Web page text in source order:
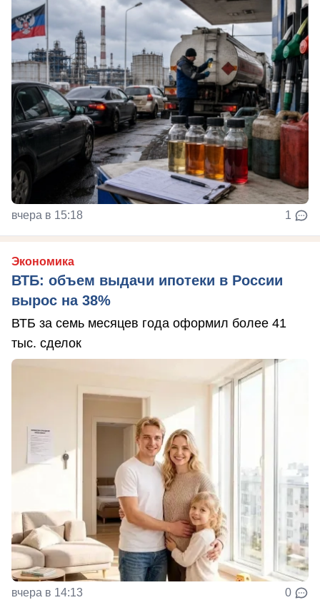
вчера в 15:18 1
Экономика
ВТБ: объем выдачи ипотеки в России
вырос на 38%
ВТБ за семь месяцев года оформил более 41
тыс. сделок
вчера в 14:13 0